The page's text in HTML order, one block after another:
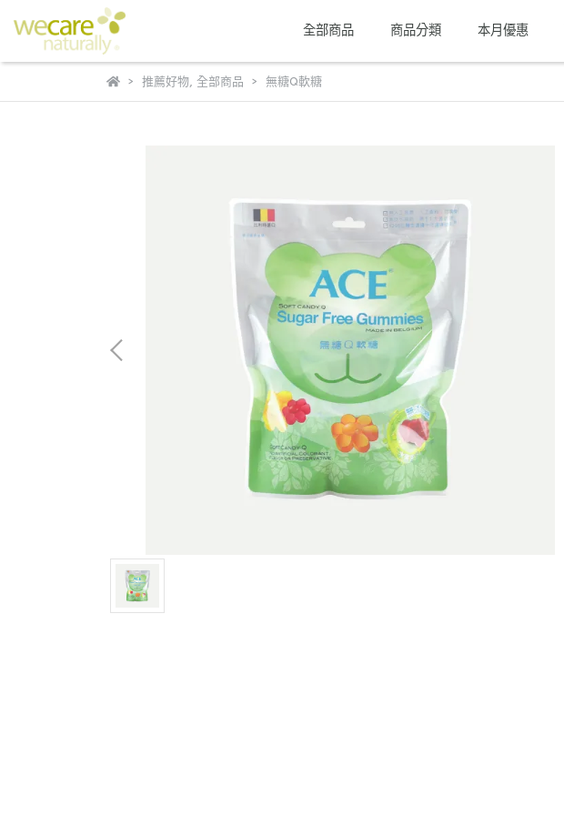
全部商品 商品分類 本月優惠
推薦好物, 全部商品 無糖Q軟糖